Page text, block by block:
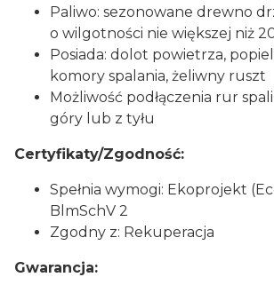
Paliwo: sezonowane drewno
o wilgotności nie większej niż
Posiada: dolot powietrza,
komory spalania, żeliwny ruszt
Możliwość podłączenia rur
góry lub z tyłu
Certyfikaty/Zgodność:
Spełnia wymogi: Ekoprojekt
BlmSchV 2
Zgodny z: Rekuperacja
Gwarancja: